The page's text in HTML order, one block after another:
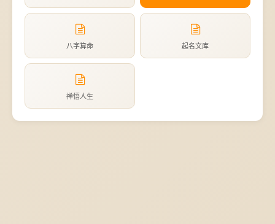
八字算命 起名文库
禅悟人生